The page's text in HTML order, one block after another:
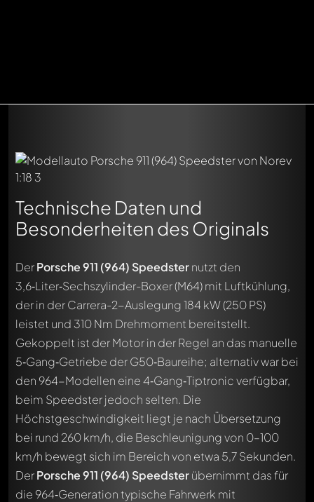
Technische Daten und
Besonderheiten des Originals
DerPorsche 911 (964) Speedsternutzt den
3,6‑Liter‑Sechszylinder-Boxer (M64) mit Luftkühlung,
der in der Carrera-2-Auslegung 184 kW (250 PS)
leistet und 310 Nm Drehmoment bereitstellt.
Gekoppelt ist der Motor in der Regel an das manuelle
5‑Gang‑Getriebe der G50‑Baureihe; alternativ war bei
den 964-Modellen eine 4‑Gang‑Tiptronic verfügbar,
beim Speedster jedoch selten. Die
Höchstgeschwindigkeit liegt je nach Übersetzung
bei rund 260 km/h, die Beschleunigung von 0–100
km/h bewegt sich im Bereich von etwa 5,7 Sekunden.
DerPorsche 911 (964) Speedsterübernimmt das für
die 964‑Generation typische Fahrwerk mit